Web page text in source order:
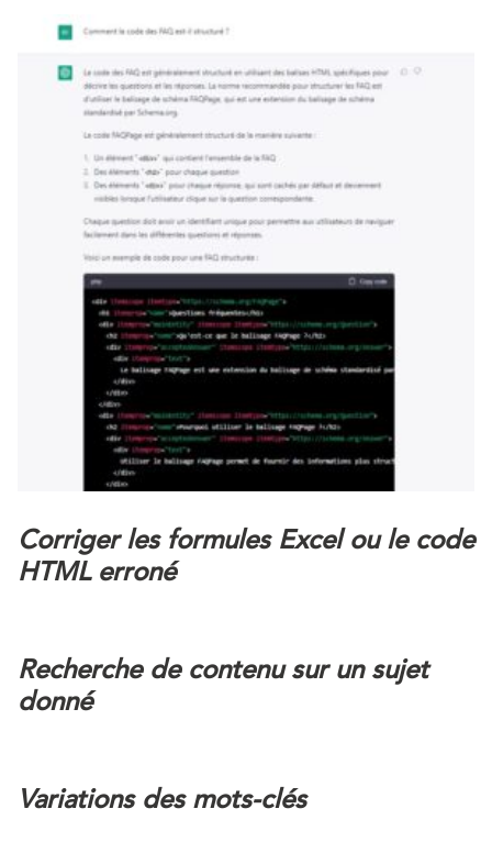
Corriger les formules Excel ou le code
HTML erroné
Recherche de contenu sur un sujet
donné
Variations des mots-clés